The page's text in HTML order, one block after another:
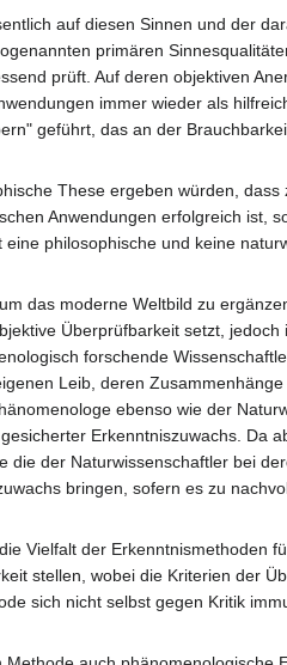
auf diesen Sinnen und der
primären
prüft. Auf deren objektiven
immer wieder als
geführt, das an der
These ergeben würden, dass
Anwendungen erfolgreich ist,
philosophische und keine
das moderne Weltbild zu
Überprüfbarkeit setzt,
forschende
Leib, deren
ebenso wie der
Erkenntniszuwachs. Da
der Naturwissenschaftler bei
bringen, sofern es zu
Vielfalt der Erkenntnismethoden
stellen, wobei die Kriterien der
sich nicht selbst gegen Kritik